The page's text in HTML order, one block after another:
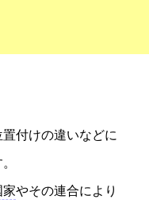
付けの違いなどに
家やその連合により